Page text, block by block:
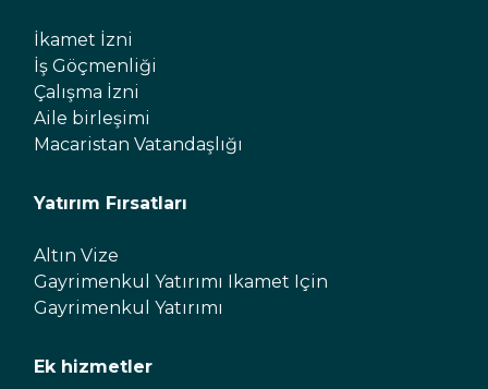
İkamet İzni
İş Göçmenliği
Çalışma İzni
Aile birleşimi
Macaristan Vatandaşlığı
Yatırım Fırsatları
Altın Vize
Gayrimenkul Yatırımı Ikamet Için
Gayrimenkul Yatırımı
Ek hizmetler